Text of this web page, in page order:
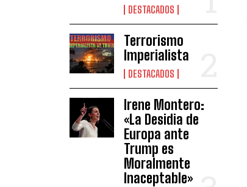
DESTACADOS
Terrorismo
Imperialista
DESTACADOS
Irene Montero:
«La Desidia de
Europa ante
Trump es
Moralmente
Inaceptable»